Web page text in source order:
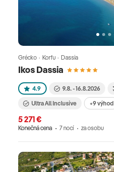
Ikos Dassia
Grécko · Korfu · Dassia
4.9 9.8. - 16.8.2026
Ultra All Inclusive +9 výhod
5 271 €
Konečná cena 7 nocí za osobu